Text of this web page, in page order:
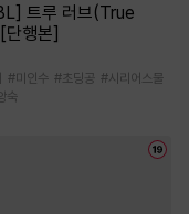
트루 러브(True
행본]
#미인수 #초딩공 #시리어스물
숙